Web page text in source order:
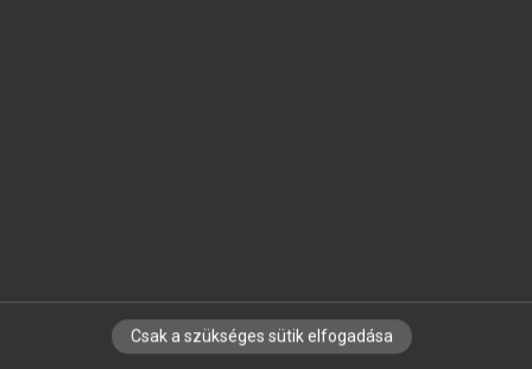
IRATKOZZ FEL HÍRLEVELÜNKRE!
Csak a szükséges sütik elfogadása